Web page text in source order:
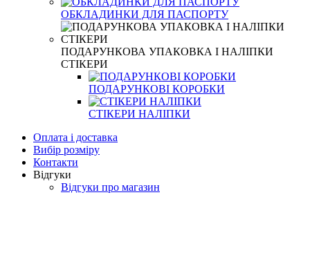
ОБКЛАДИНКИ ДЛЯ ПАСПОРТУ
ПОДАРУНКОВА УПАКОВКА І НАЛІПКИ
СТІКЕРИ
ПОДАРУНКОВІ КОРОБКИ
СТІКЕРИ НАЛІПКИ
Оплата і доставка
Вибір розміру
Контакти
Відгуки
Відгуки про магазин